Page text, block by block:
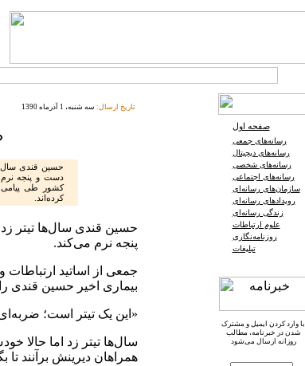
تاریخ ارسال: سه شنبه، 1 آذرماه 1390
حسین قندی
دست‌ و پنجه نرم
کشور طی
کرده‌اند.
حسین قندی سال‌ها تیتر زد‌
پنجه نرم می‌کند.
جمعی از اساتید
بیماری اخیر حسین قندی را
«این یک تیتر است؛
سال‌ها تیتر زد‌ اما حالا
همراهان دیرینش برآنند تا
صفحه اول
رسانه‌های جمعی
رسانه‌های دیجیتال
رسانه‌های شخصی
رسانه‌های اجتماعی
سازمان‌های رسانه‌ای
رویدادهای رسانه‌ای
زندگی رسانه‌ای
علوم ارتباطات
روزنامه‌نگاری
تبلیغات
با وارد کردن ایمیل و مشترک
شدن در خبرنامه، مطالب
روزانه ارسال می‌شود